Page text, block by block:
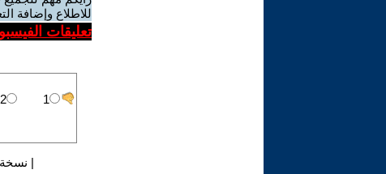
للاطلاع وإضافة
تعليقات
|